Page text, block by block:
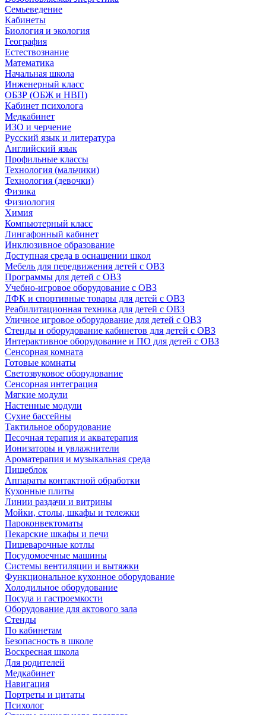
Семьеведение
Кабинеты
Биология и экология
География
Естествознание
Математика
Начальная школа
Инженерный класс
ОБЗР (ОБЖ и НВП)
Кабинет психолога
Медкабинет
ИЗО и черчение
Русский язык и литература
Английский язык
Профильные классы
Технология (мальчики)
Технология (девочки)
Физика
Физиология
Химия
Компьютерный класс
Лингафонный кабинет
Инклюзивное образование
Доступная среда в оснащении школ
Мебель для передвижения детей с ОВЗ
Программы для детей с ОВЗ
Учебно-игровое оборудование с ОВЗ
ЛФК и спортивные товары для детей с ОВЗ
Реабилитационная техника для детей с ОВЗ
Уличное игровое оборудование для детей с ОВЗ
Стенды и оборудование кабинетов для детей с ОВЗ
Интерактивное оборудование и ПО для детей с ОВЗ
Сенсорная комната
Готовые комнаты
Светозвуковое оборудование
Сенсорная интеграция
Мягкие модули
Настенные модули
Сухие бассейны
Тактильное оборудование
Песочная терапия и акватерапия
Ионизаторы и увлажнители
Ароматерапия и музыкальная среда
Пищеблок
Аппараты контактной обработки
Кухонные плиты
Линии раздачи и витрины
Мойки, столы, шкафы и тележки
Пароконвектоматы
Пекарские шкафы и печи
Пищеварочные котлы
Посудомоечные машины
Системы вентиляции и вытяжки
Функциональное кухонное оборудование
Холодильное оборудование
Посуда и гастроемкости
Оборудование для актового зала
Стенды
По кабинетам
Безопасность в школе
Воскресная школа
Для родителей
Медкабинет
Навигация
Портреты и цитаты
Психолог